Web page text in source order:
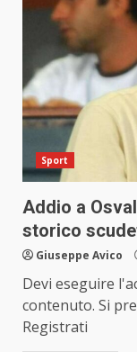
Sport
Addio a
storico
Giuseppe Avico
Devi eseguire
contenuto. Si
Registrati